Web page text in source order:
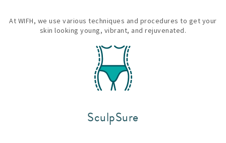
At WIFH, we use various techniques and procedures to get your
skin looking young, vibrant, and rejuvenated.
SculpSure